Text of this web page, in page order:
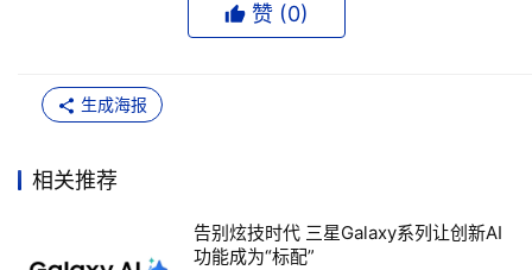
赞 (0)
生成海报
相关推荐
告别炫技时代 三星Galaxy系列让创新AI
功能成为“标配”